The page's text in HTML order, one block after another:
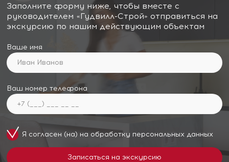
Заполните форму ниже, чтобы вместе с
руководителем «Гудвилл-Строй» отправиться на
экскурсию по нашим действующим объектам
Ваше имя
Ваш номер телефона
Я согласен (на) на обработку персональных данных